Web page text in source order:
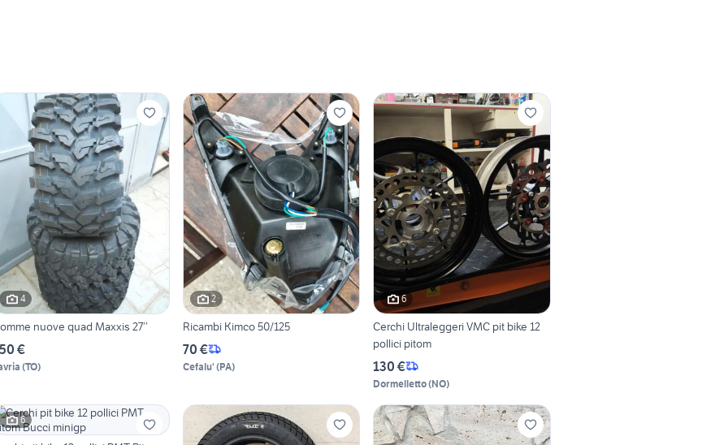
4
nuove quad Maxxis 27’’
€
(TO)
2
Ricambi Kimco 50/125
70 €
Cefalu' (PA)
6
Cerchi Ultraleggeri VMC pit bike 12
pollici pitom
130 €
Dormelletto(NO)
6